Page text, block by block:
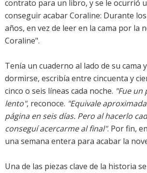
contrato para un libro, y se le ocurrió
conseguir acabar Coraline: Durante
años, en vez de leer en la cama por la
Coraline".
Tenía un cuaderno al lado de su cama
dormirse, escribía entre cincuenta y
cinco o seis líneas cada noche. "Fue un
lento", reconoce. "Equivale
página en seis días. Pero al hacerlo
conseguí acercarme al final". Por fin,
una semana entera para acabar la
Una de las piezas clave de la historia